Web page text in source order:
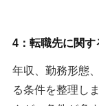
4：転職先に関す
年収、勤務形態
る条件を整理し